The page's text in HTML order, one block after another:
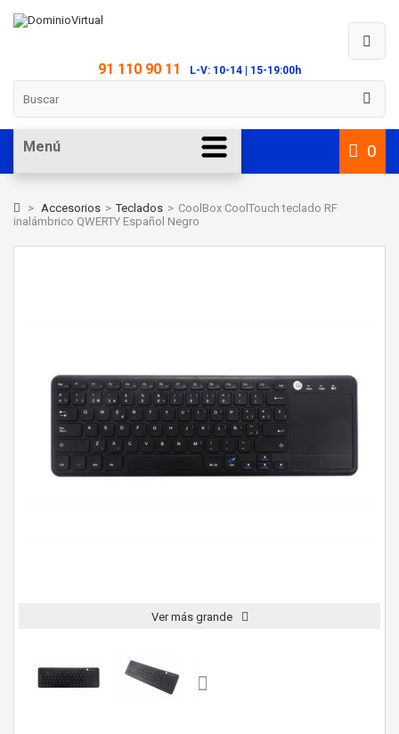
91 110 90 11 L-V: 10-14 | 15-19:00h
0
Menú
> Accesorios > Teclados > CoolBox CoolTouch teclado RF
inalámbrico QWERTY Español Negro
Ver más grande